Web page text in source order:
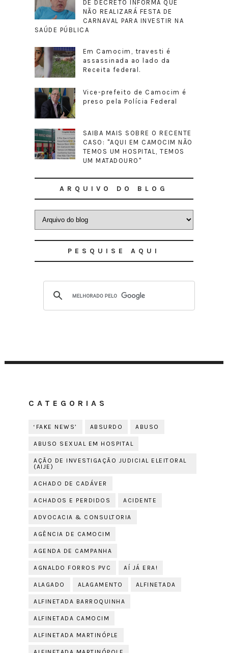
DE DECRETO INFORMA QUE
NÃO REALIZARÁ FESTA DE
CARNAVAL PARA INVESTIR NA
SAÚDE PÚBLICA
Em Camocim, travesti é
assassinada ao lado da
Receita federal.
Vice-prefeito de Camocim é
preso pela Polícia Federal
SAIBA MAIS SOBRE O RECENTE
CASO: "AQUI EM CAMOCIM NÃO
TEMOS UM HOSPITAL, TEMOS
UM MATADOURO"
ARQUIVO DO BLOG
PESQUISE AQUI
CATEGORIAS
‘FAKE NEWS’ ABSURDO ABUSO
ABUSO SEXUAL EM HOSPITAL
AÇÃO DE INVESTIGAÇÃO JUDICIAL ELEITORAL
(AIJE)
ACHADO DE CADÁVER
ACHADOS E PERDIDOS ACIDENTE
ADVOCACIA & CONSULTORIA
AGÊNCIA DE CAMOCIM
AGENDA DE CAMPANHA
AGNALDO FORROS PVC AÍ JÁ ERA!
ALAGADO ALAGAMENTO ALFINETADA
ALFINETADA BARROQUINHA
ALFINETADA CAMOCIM
ALFINETADA MARTINÓPLE